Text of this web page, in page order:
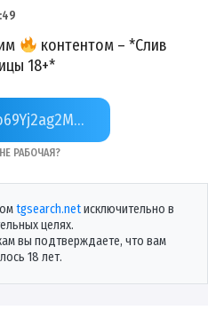
контентом – *Слив
18+*
+x60o69Yj2ag2MGEy
рабочая?
tgsearch.netисключительно в
целях.
вы подтверждаете, что вам
18 лет.